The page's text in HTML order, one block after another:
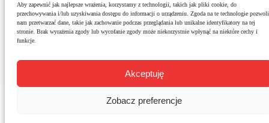
Aby zapewnić jak najlepsze wrażenia, korzystamy z technologii, takich jak pliki cookie, do
przechowywania i/lub uzyskiwania dostępu do informacji o urządzeniu. Zgoda na te technologie pozwoli
nam przetwarzać dane, takie jak zachowanie podczas przeglądania lub unikalne identyfikatory na tej
stronie. Brak wyrażenia zgody lub wycofanie zgody może niekorzystnie wpłynąć na niektóre cechy i
funkcje.
Akceptuję
Zobacz preferencje
Podróże
Polityka
Sport
Środowisko
Technologie